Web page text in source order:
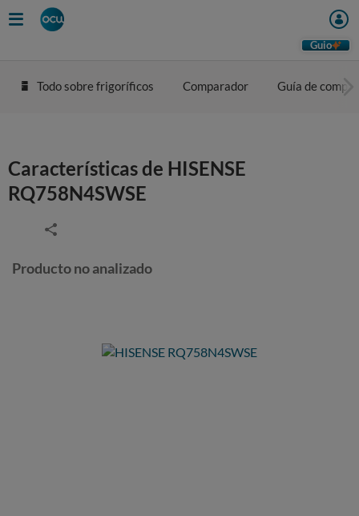
Guio
Todo sobre frigoríficos Comparador Guía de compra
Características de HISENSE
RQ758N4SWSE
Producto no analizado